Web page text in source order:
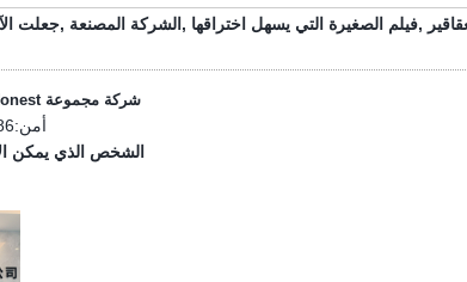
,فيلم الصغيرة التي يسهل اختراقها , الشركة المصنعة ,جعلت
شركة مجموعة Orient Honest ، المحدودة
أمن:9195
الشخص الذي يمكن